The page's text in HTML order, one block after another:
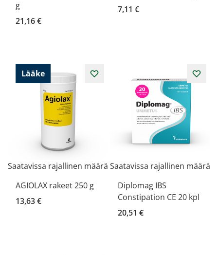
g
21,16 €
7,11 €
Lääke
Saatavissa rajallinen määrä
AGIOLAX rakeet 250 g
13,63 €
Saatavissa rajallinen määrä
Diplomag IBS
Constipation CE 20 kpl
20,51 €